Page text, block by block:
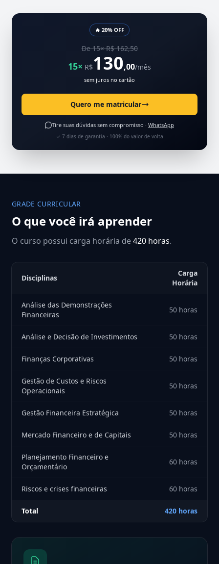
🔥 20% OFF
De 15× R$ 162,50
15× R$130,00/mês
sem juros no cartão
Quero me matricular
Tire suas dúvidas sem compromisso · WhatsApp
✓ 7 dias de garantia · 100% do valor de volta
GRADE CURRICULAR
O que você irá aprender
O curso possui carga horária de420 horas.
Disciplinas
Carga
Horária
Análise das Demonstrações
Financeiras
50 horas
Análise e Decisão de Investimentos 50 horas
Finanças Corporativas 50 horas
Gestão de Custos e Riscos
Operacionais
50 horas
Gestão Financeira Estratégica 50 horas
Mercado Financeiro e de Capitais 50 horas
Planejamento Financeiro e
Orçamentário
60 horas
Riscos e crises financeiras 60 horas
Total 420 horas